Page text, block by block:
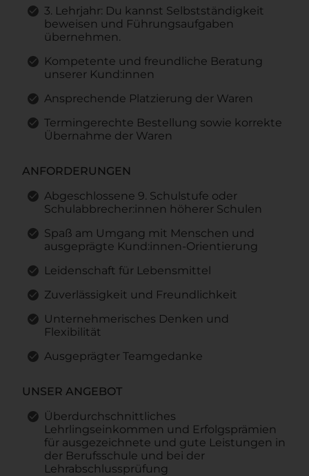
3. Lehrjahr: Du kannst Selbstständigkeit
beweisen und Führungsaufgaben
übernehmen.
Kompetente und freundliche Beratung
unserer Kund:innen
Ansprechende Platzierung der Waren
Termingerechte Bestellung sowie korrekte
Übernahme der Waren
ANFORDERUNGEN
Abgeschlossene 9. Schulstufe oder
Schulabbrecher:innen höherer Schulen
Spaß am Umgang mit Menschen und
ausgeprägte Kund:innen-Orientierung
Leidenschaft für Lebensmittel
Zuverlässigkeit und Freundlichkeit
Unternehmerisches Denken und
Flexibilität
Ausgeprägter Teamgedanke
UNSER ANGEBOT
Überdurchschnittliches
Lehrlingseinkommen und Erfolgsprämien
für ausgezeichnete und gute Leistungen in
der Berufsschule und bei der
Lehrabschlussprüfung